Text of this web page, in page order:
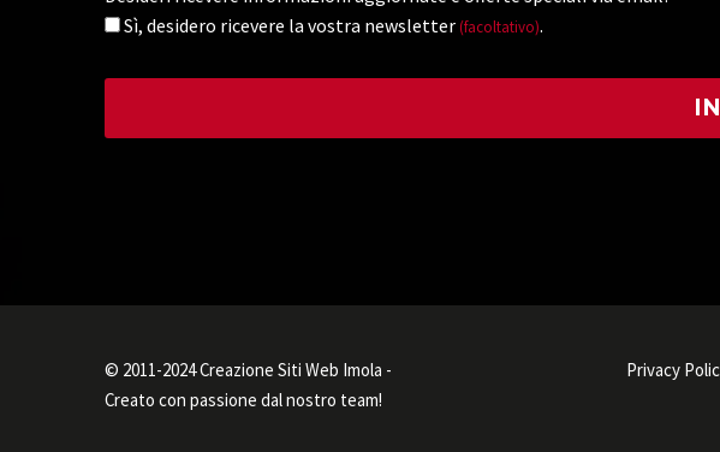
Sì, desidero ricevere la vostra newsletter (facoltativo).
Privacy
© 2011-2024 Creazione Siti Web Imola -
Creato con passione dal nostro team!